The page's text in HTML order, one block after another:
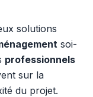
solutions
soi-
professionnels
sur la
du projet.